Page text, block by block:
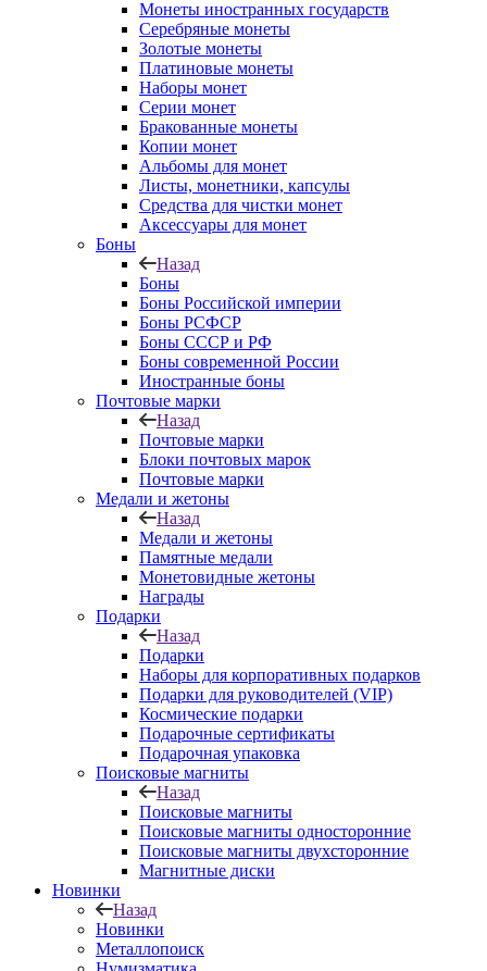
Монеты иностранных государств
Серебряные монеты
Золотые монеты
Платиновые монеты
Наборы монет
Серии монет
Бракованные монеты
Копии монет
Альбомы для монет
Листы, монетники, капсулы
Средства для чистки монет
Аксессуары для монет
Боны
Назад
Боны
Боны Российской империи
Боны РСФСР
Боны СССР и РФ
Боны современной России
Иностранные боны
Почтовые марки
Назад
Почтовые марки
Блоки почтовых марок
Почтовые марки
Медали и жетоны
Назад
Медали и жетоны
Памятные медали
Монетовидные жетоны
Награды
Подарки
Назад
Подарки
Наборы для корпоративных подарков
Подарки для руководителей (VIP)
Космические подарки
Подарочные сертификаты
Подарочная упаковка
Поисковые магниты
Назад
Поисковые магниты
Поисковые магниты односторонние
Поисковые магниты двухсторонние
Магнитные диски
Новинки
Назад
Новинки
Металлопоиск